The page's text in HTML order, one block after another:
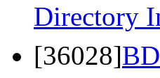
Directory
[36028]